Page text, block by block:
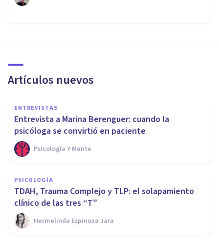
Artículos nuevos
ENTREVISTAS
Entrevista a Marina Berenguer: cuando la
psicóloga se convirtió en paciente
Psicología Y Mente
PSICOLOGÍA
TDAH, Trauma Complejo y TLP: el solapamiento
clínico de las tres “T”
Hermelinda Espinoza Jara